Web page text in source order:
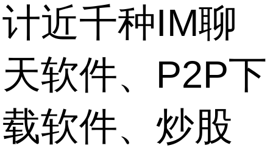
计近千种IM聊
天软件、P2P下
载软件、炒股